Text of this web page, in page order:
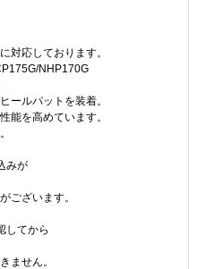
対応しております。
NHP170G
ールパットを装着。
能を高めています。
みが
ございます。
してから
ません。